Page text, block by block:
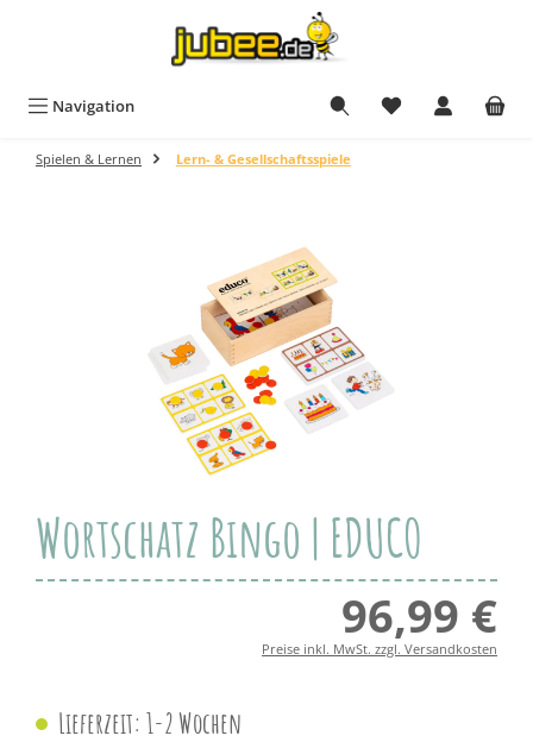
Navigation
Spielen & Lernen Lern- & Gesellschaftsspiele
Wortschatz Bingo | EDUCO
96,99 €
Preise inkl. MwSt. zzgl. Versandkosten
Lieferzeit: 1-2 Wochen